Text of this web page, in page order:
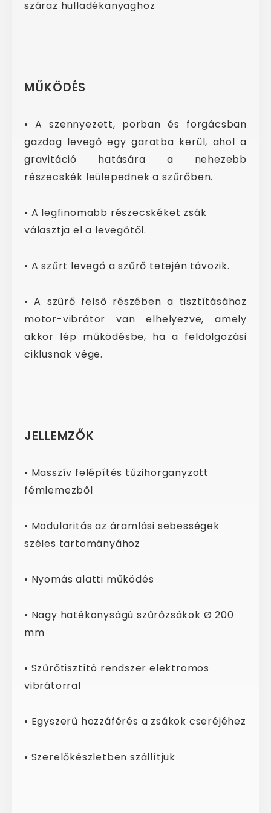
száraz hulladékanyaghoz
MŰKÖDÉS
• A szennyezett, porban és forgácsban
gazdag levegő egy garatba kerül, ahol a
gravitáció hatására a nehezebb
részecskék leülepednek a szűrőben.
• A legfinomabb részecskéket zsák
választja el a levegőtől.
• A szűrt levegő a szűrő tetején távozik.
• A szűrő felső részében a tisztításához
motor-vibrátor van elhelyezve, amely
akkor lép működésbe, ha a feldolgozási
ciklusnak vége.
JELLEMZŐK
• Masszív felépítés tűzihorganyzott
fémlemezből
• Modularitás az áramlási sebességek
széles tartományához
• Nyomás alatti működés
• Nagy hatékonyságú szűrőzsákok Ø 200
mm
• Szűrőtisztító rendszer elektromos
vibrátorral
• Egyszerű hozzáférés a zsákok cseréjéhez
• Szerelőkészletben szállítjuk